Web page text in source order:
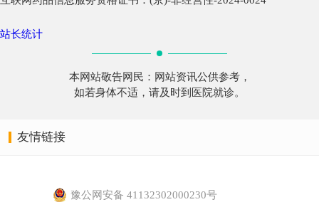
站长统计
本网站敬告网民：网站资讯公供参考，
如若身体不适，请及时到医院就诊。
友情链接
豫公网安备 41132302000230号